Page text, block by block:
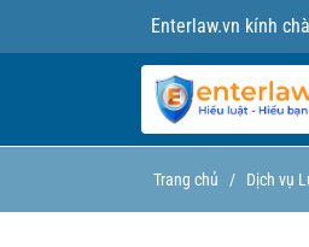
Enterlaw.vn kính
Trang chủ / Dịch vụ